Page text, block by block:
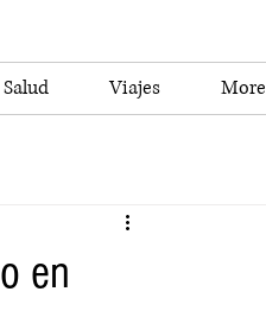
Salud Viajes More
en